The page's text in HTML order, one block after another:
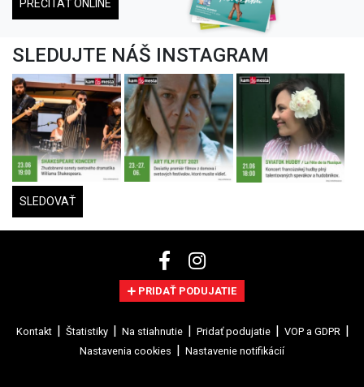
PREČÍTAŤ ONLINE
SLEDUJTE NÁŠ INSTAGRAM
SLEDOVAŤ
PRIDAŤ PODUJATIE
Kontakt Štatistiky Na stiahnutie Pridať podujatie
VOP a GDPR
Nastavenia cookies
Nastavenie notifikácií